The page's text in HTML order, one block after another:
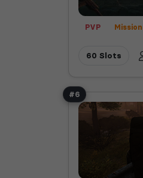
PVP
60 Slots
#6